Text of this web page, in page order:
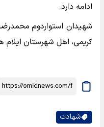
ادامه دارد.
شهیدان استواردوم
کریمی، اهل شهرستان ایلام
شهادت